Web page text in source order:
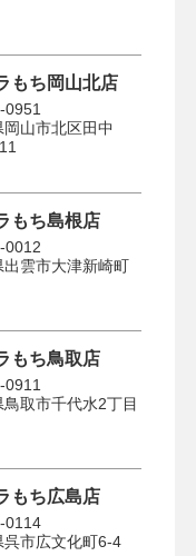
もち岡山北店
0951
岡山市北区田中
もち島根店
0012
出雲市大津新崎町
もち鳥取店
0911
鳥取市千代水2丁目
もち広島店
0114
呉市広文化町6-4